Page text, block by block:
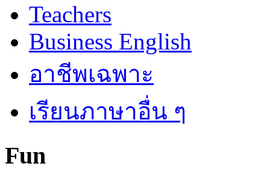
Teachers
Business English
อาชีพเฉพาะ
เรียนภาษาอื่น ๆ
Fun